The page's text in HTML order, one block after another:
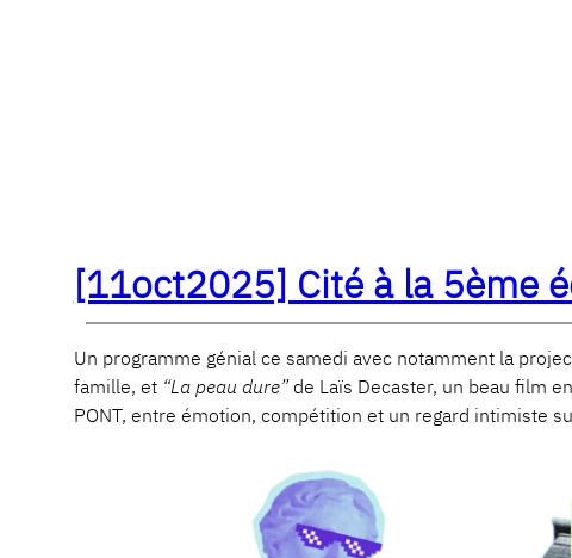
[11oct2025] Cité à la 5ème
Un programme génial ce samedi avec notamment la
famille, et “La peau dure”de Laïs Decaster, un beau film
PONT, entre émotion, compétition et un regard intimiste